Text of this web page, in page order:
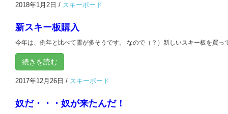
2018年1月2日 / スキーボード
新スキー板購入
今年は、例年と比べて雪が多そうです。 なので（？）新しいスキー板を買っ
続きを読む
2017年12月26日 / スキーボード
奴だ・・・奴が来たんだ！